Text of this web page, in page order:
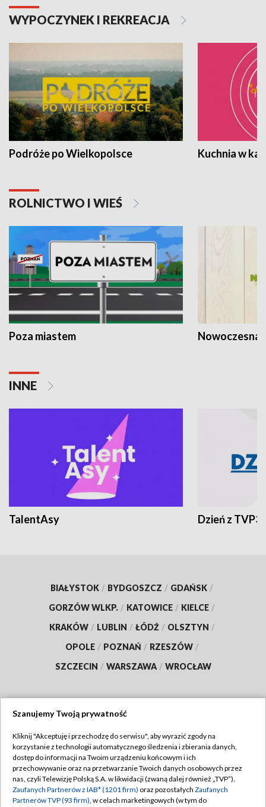
WYPOCZYNEK I REKREACJA
Podróże po Wielkopolsce Kuchnia w
ROLNICTWO I WIEŚ
Poza miastem Nowoczesna
INNE
TalentAsy Dzień z TVP3
BIAŁYSTOK / BYDGOSZCZ / GDAŃSK /
GORZÓW WLKP. / KATOWICE / KIELCE /
KRAKÓW / LUBLIN / ŁÓDŹ / OLSZTYN /
OPOLE / POZNAŃ / RZESZÓW /
SZCZECIN / WARSZAWA / WROCŁAW
TVP
Abonament TVP
Emisja w TVP
Regulamin TVP
Polityka prywatności
Szanujemy Twoją prywatność
Kliknij "Akceptuję i przechodzę do serwisu", aby wyrazić zgody na
korzystanie z technologii automatycznego śledzenia i zbierania danych,
dostęp do informacji na Twoim urządzeniu końcowym i ich
przechowywanie oraz na przetwarzanie Twoich danych osobowych przez
nas, czyli Telewizję Polską S.A. w likwidacji (zwaną dalej również „TVP”),
Zaufanych Partnerów z IAB* (1201 firm) oraz pozostałych Zaufanych
Partnerów TVP (93 firm), w celach marketingowych (w tym do